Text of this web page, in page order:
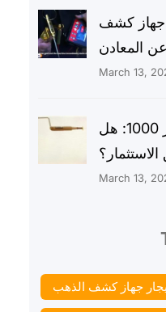
كشف
المعادن
March 13,
تحليل عيوب جهاز تيتان جير 1000: هل
March 13,
جهاز كشف الذهب